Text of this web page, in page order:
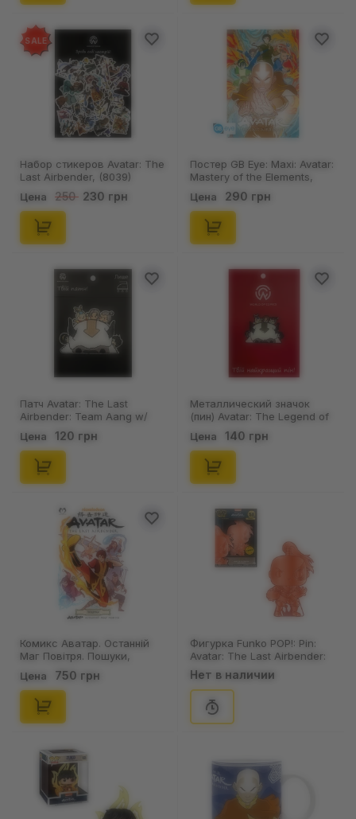
SALE
Набор стикеров Avatar: The
Last Airbender, (8039)
Цена 250 230 грн
Постер GB Eye: Maxi: Avatar:
Mastery of the Elements,
(72959)
Цена 290 грн
Патч Avatar: The Last
Airbender: Team Aang w/
Appa, (6036)
Цена 120 грн
Металлический значок
(пин) Avatar: The Legend of
Aang: All Heroes, (10130)
Цена 140 грн
Комикс Аватар. Останній
Маг Повітря. Пошуки,
(509889)
Цена 750 грн
Фигурка Funko POP!: Pin:
Avatar: The Last Airbender:
Zuko (Chase Limited Edition),
(471221)
Нет в наличии